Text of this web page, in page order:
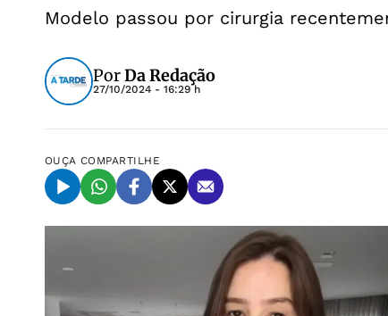
Modelo passou por cirurgia
PorDa Redação
27/10/2024 - 16:29 h
OUÇA COMPARTILHE